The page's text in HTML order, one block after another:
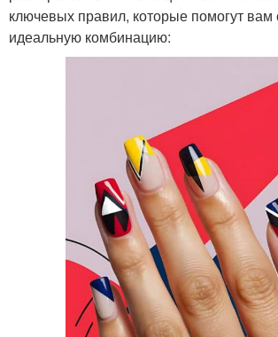
ключевых правил, которые помогут вам
идеальную комбинацию: